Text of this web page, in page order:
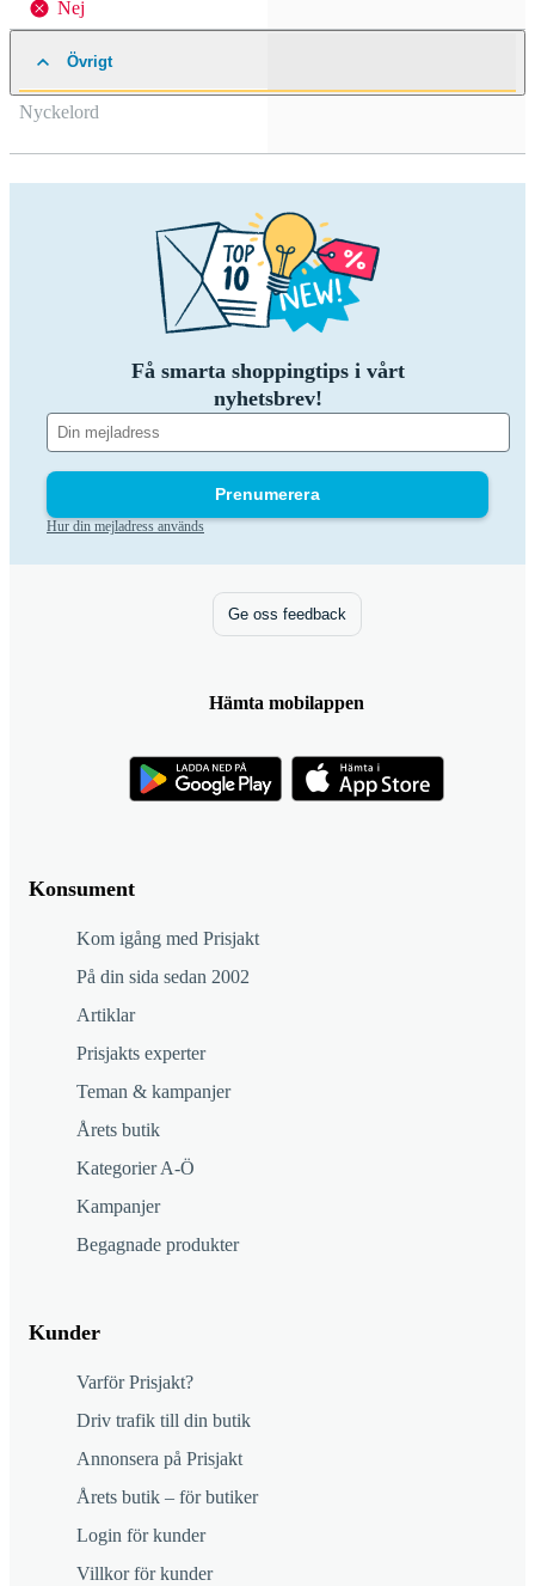
Nej
Övrigt
Nyckelord
Få smarta shoppingtips i vårt
nyhetsbrev!
Prenumerera
Hur din mejladress används
Konsument
Kom igång med Prisjakt
På din sida sedan 2002
Artiklar
Prisjakts experter
Teman & kampanjer
Årets butik
Kategorier A-Ö
Kampanjer
Begagnade produkter
Kunder
Varför Prisjakt?
Driv trafik till din butik
Annonsera på Prisjakt
Årets butik – för butiker
Login för kunder
Villkor för kunder
Ge oss feedback
Hämta mobilappen